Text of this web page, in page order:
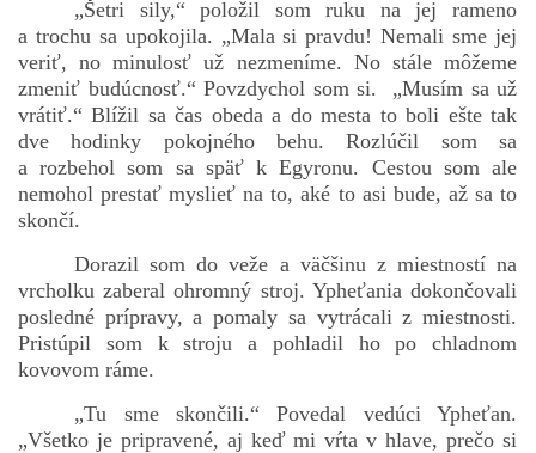
„Šetri sily,“ položil som ruku na jej rameno
a trochu sa upokojila. „Mala si pravdu! Nemali sme jej
veriť, no minulosť už nezmeníme. No stále môžeme
zmeniť budúcnosť.“ Povzdychol som si. „Musím sa už
vrátiť.“ Blížil sa čas obeda a do mesta to boli ešte tak
dve hodinky pokojného behu. Rozlúčil som sa
a rozbehol som sa späť k Egyronu. Cestou som ale
nemohol prestať myslieť na to, aké to asi bude, až sa to
skončí.
Dorazil som do veže a väčšinu z miestností na
vrcholku zaberal ohromný stroj. Ypheťania dokončovali
posledné prípravy, a pomaly sa vytrácali z miestnosti.
Pristúpil som k stroju a pohladil ho po chladnom
kovovom ráme.
„Tu sme skončili.“ Povedal vedúci Ypheťan.
„Všetko je pripravené, aj keď mi vŕta v hlave, prečo si